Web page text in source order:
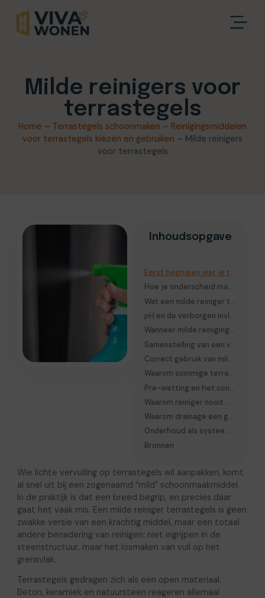
Milde reinigers voor
terrastegels
Home – Terrastegels schoonmaken – Reinigingsmiddelen
voor terrastegels kiezen en gebruiken – Milde reinigers
voor terrastegels
Inhoudsopgave
Eerst begrijpen wat je tegel je probeert te vertellen
Hoe je onderscheid maakt tussen oppervlakkige en diepe vervuiling
Wat een milde reiniger technisch doet met terrastegels
pH en de verborgen invloed op terrastegels
Wanneer milde reiniging niet meer voldoende is
Samenstelling van een veilige milde reiniger
Correct gebruik van milde reiniger op terrastegels
Waarom sommige terrassen sneller opnieuw vuil worden
Pre-wetting en het controleren van opnamegedrag
Waarom reiniger nooit mag opdrogen op het oppervlak
Waarom drainage een grotere rol speelt dan schoonmaken
Onderhoud als systeem in plaats van handeling
Bronnen
Wie lichte vervuiling op terrastegels wil aanpakken, komt
al snel uit bij een zogenaamd “mild” schoonmaakmiddel.
In de praktijk is dat een breed begrip, en precies daar
gaat het vaak mis. Een milde reiniger terrastegels is geen
zwakke versie van een krachtig middel, maar een totaal
andere benadering van reinigen: niet ingrijpen in de
steenstructuur, maar het losmaken van vuil op het
grensvlak.
Terrastegels gedragen zich als een open materiaal.
Beton, keramiek en natuursteen reageren allemaal